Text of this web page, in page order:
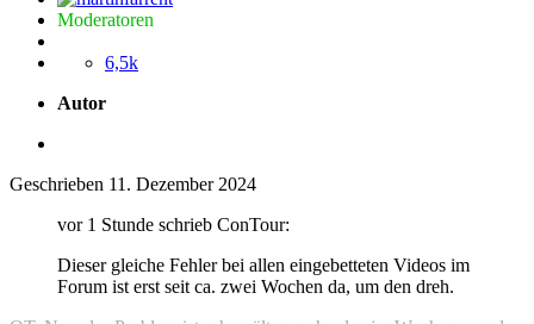
Moderatoren
6,5k
Autor
Geschrieben 11. Dezember 2024
vor 1 Stunde schrieb ConTour:
Dieser gleiche Fehler bei allen eingebetteten Videos im
Forum ist erst seit ca. zwei Wochen da, um den dreh.